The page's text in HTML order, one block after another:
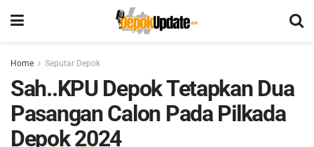
Home Seputar Depok
Sah..KPU Depok Tetapkan Dua
Pasangan Calon Pada Pilkada
Depok 2024